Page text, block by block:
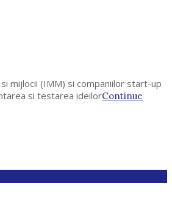
mijlocii (IMM) si companiilor start-up
si testarea ideilorContinue